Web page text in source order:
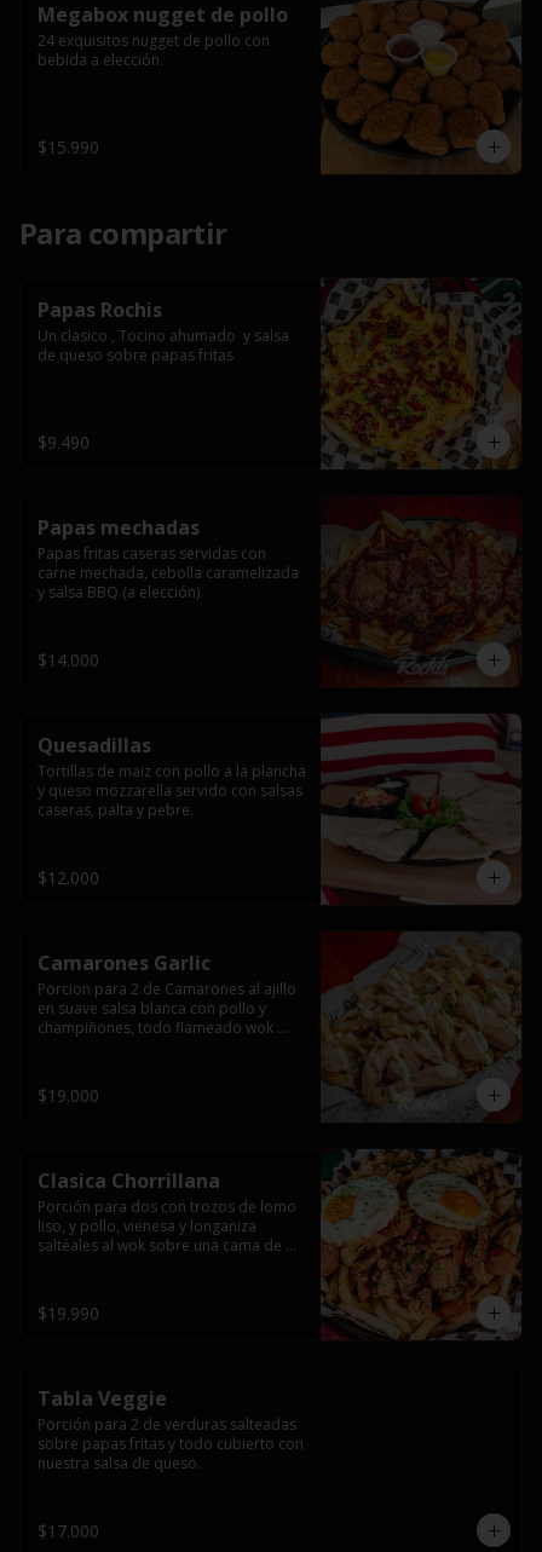
Megabox nugget de pollo
24 exquisitos nugget de pollo con
bebida a elección.
$15.990
Para compartir
Papas Rochis
Un clasico , Tocino ahumado  y salsa
de queso sobre papas fritas
$9.490
Papas mechadas
Papas fritas caseras servidas con
carne mechada, cebolla caramelizada
y salsa BBQ (a elección).
$14.000
Quesadillas
Tortillas de maiz con pollo a la plancha
y queso mozzarella servido con salsas
caseras, palta y pebre.
$12.000
Camarones Garlic
Porcion para 2 de Camarones al ajillo
en suave salsa blanca con pollo y
champiñones, todo flameado wok
$19.000
Clasica Chorrillana
Porción para dos con trozos de lomo
liso, y pollo, vienesa y longaniza
saltéales al wok sobre una cama de
$19.990
Tabla Veggie
Porción para 2 de verduras salteadas
sobre papas fritas y todo cubierto con
nuestra salsa de queso.
$17.000